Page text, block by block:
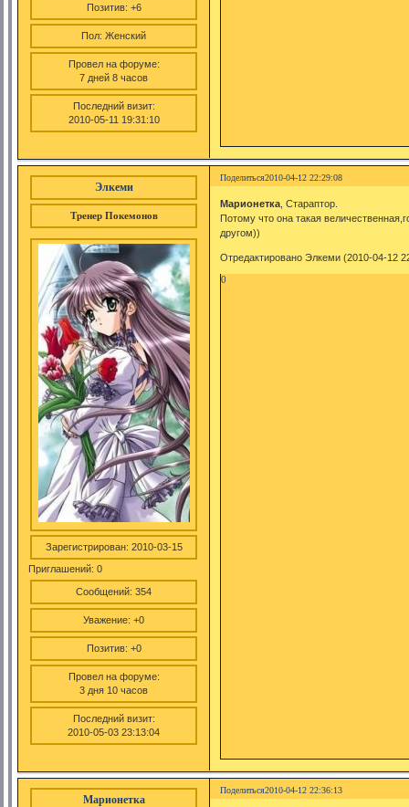
Позитив: +6
Пол: Женский
Провел на форуме:
7 дней 8 часов
Последний визит:
2010-05-11 19:31:10
Поделиться2010-04-12 22:29:08
Элкеми
Тренер Покемонов
Зарегистрирован: 2010-03-15
Приглашений: 0
Сообщений: 354
Уважение: +0
Позитив: +0
Провел на форуме:
3 дня 10 часов
Последний визит:
2010-05-03 23:13:04
Марионетка , Стараптор.
Потому что она такая
другом))
Отредактировано Элкеми (2010-04-12
0
Поделиться2010-04-12 22:36:13
Марионетка